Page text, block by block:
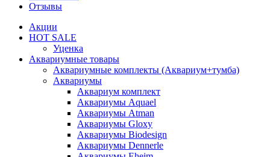
Отзывы
Акции
HOT SALE
Уценка
Аквариумные товары
Аквариумные комплекты (Аквариум+тумба)
Аквариумы
Аквариум комплект
Аквариумы Aquael
Аквариумы Atman
Аквариумы Gloxy
Аквариумы Biodesign
Аквариумы Dennerle